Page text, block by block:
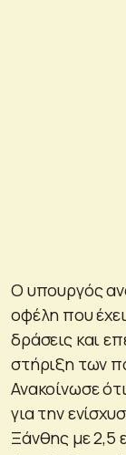
Ο υπουργός
οφέλη που
δράσεις και
στήριξη των
Ανακοίνωσε
για την
Ξάνθης με 2,5